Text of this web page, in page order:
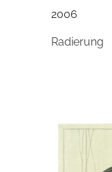
2006
Radierung